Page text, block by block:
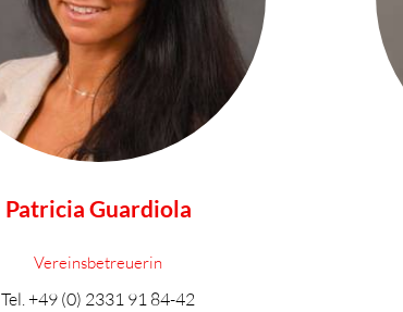
Patricia Guardiola
Vereinsbetreuerin
Tel.+49 (0) 2331 91 84-42